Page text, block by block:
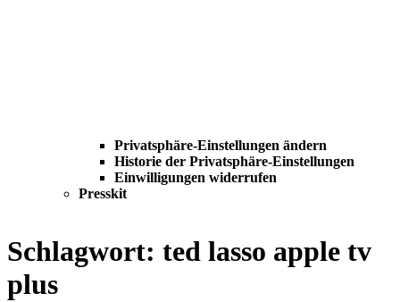
Privatsphäre-Einstellungen ändern
Historie der Privatsphäre-Einstellungen
Einwilligungen widerrufen
Presskit
Schlagwort: ted lasso apple tv
plus